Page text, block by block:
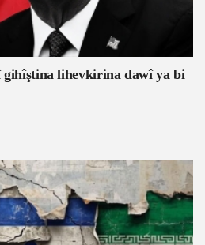
lihevkirina dawî ya bi